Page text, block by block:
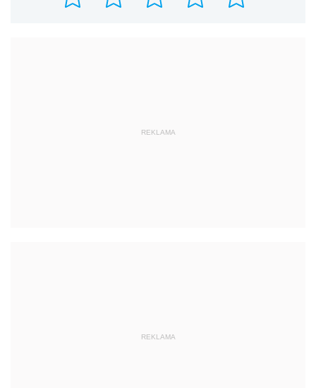
REKLAMA
REKLAMA